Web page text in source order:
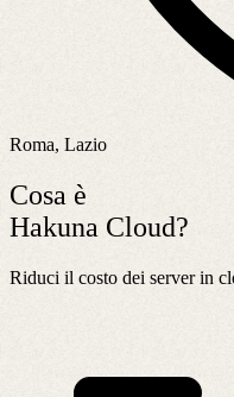
Roma, Lazio
Cosa è
Hakuna Cloud?
Riduci il costo dei server in